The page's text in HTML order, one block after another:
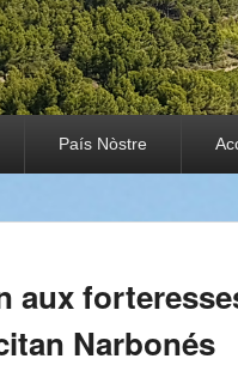
País Nòstre
aux
Narbonés